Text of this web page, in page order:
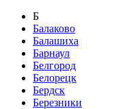
Б
Балаково
Балашиха
Барнаул
Белгород
Белорецк
Бердск
Березники